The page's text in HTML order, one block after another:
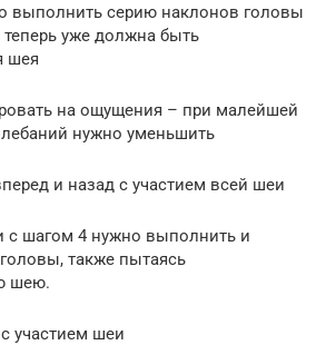
выполнить серию наклонов головы
уже должна быть
шея
на ощущения – при малейшей
нужно уменьшить
и назад с участием всей шеи
с шагом 4 нужно выполнить и
также пытаясь
шею.
участием шеи